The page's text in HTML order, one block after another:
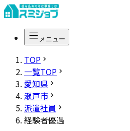
メニュー
TOP
一覧TOP
愛知県
瀬戸市
派遣社員
経験者優遇